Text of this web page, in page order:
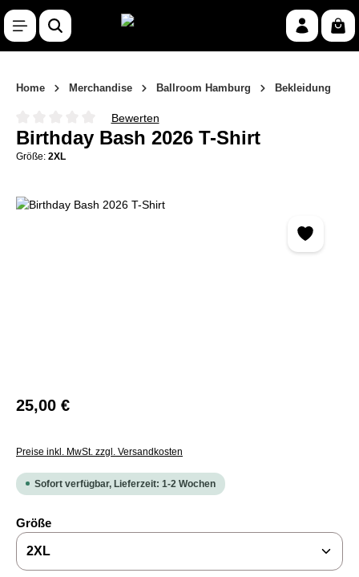
Zum Hauptinhalt springen
Home Merchandise Ballroom Hamburg Bekleidung
Durchschnittliche Bewertung von 0 von 5 Sternen
Bewerten
Birthday Bash 2026 T-Shirt
Größe: 2XL
Bildergalerie überspringen
Regulärer Preis:
25,00 €
Preise inkl. MwSt. zzgl. Versandkosten
Sofort verfügbar, Lieferzeit: 1-2 Wochen
Größeauswählen